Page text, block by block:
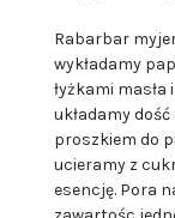
Rabarbar
wykładamy
łyżkami
układamy
proszkiem do
ucieramy z
esencję. Pora